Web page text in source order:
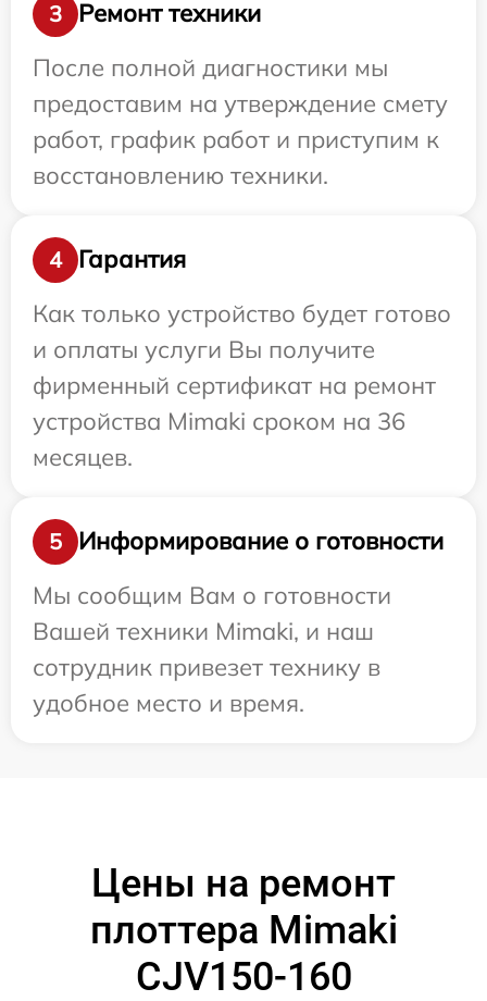
3
Ремонт техники
После полной диагностики мы
предоставим на утверждение смету
работ, график работ и приступим к
восстановлению техники.
4
Гарантия
Как только устройство будет готово
и оплаты услуги Вы получите
фирменный сертификат на ремонт
устройства Mimaki сроком на 36
месяцев.
5
Информирование о готовности
Мы сообщим Вам о готовности
Вашей техники Mimaki, и наш
сотрудник привезет технику в
удобное место и время.
Цены на ремонт
плоттера Mimaki
СJV150-160